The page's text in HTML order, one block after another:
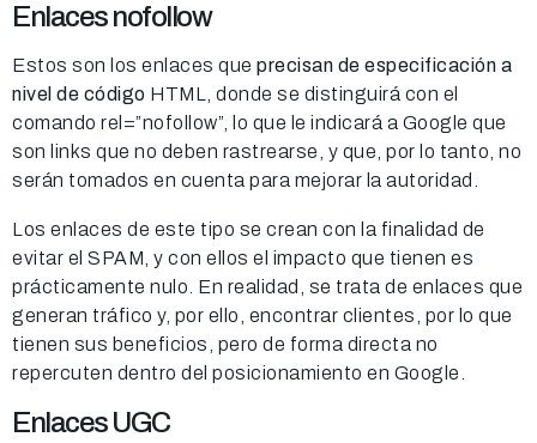
Enlaces nofollow
Estos son los enlaces que precisan de especificación a
nivel de código HTML, donde se distinguirá con el
comando rel=”nofollow”, lo que le indicará a Google que
son links que no deben rastrearse, y que, por lo tanto, no
serán tomados en cuenta para mejorar la autoridad.
Los enlaces de este tipo se crean con la finalidad de
evitar el SPAM, y con ellos el impacto que tienen es
prácticamente nulo. En realidad, se trata de enlaces que
generan tráfico y, por ello, encontrar clientes, por lo que
tienen sus beneficios, pero de forma directa no
repercuten dentro del posicionamiento en Google.
Enlaces UGC